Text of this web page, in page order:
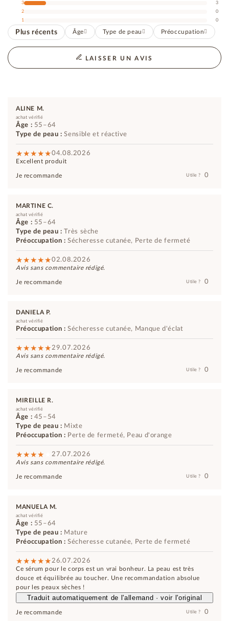
3
3
2
0
1
0
Plus récents Âge Type de peau Préoccupation
LAISSER UN AVIS
ALINE M.
achat vérifié
Âge : 55–64
Type de peau : Sensible et réactive
04.08.2026
Excellent produit
Je recommande Utile ? 0
MARTINE C.
achat vérifié
Âge : 55–64
Type de peau : Très sèche
Préoccupation : Sécheresse cutanée, Perte de fermeté
02.08.2026
Avis sans commentaire rédigé.
Je recommande Utile ? 0
DANIELA P.
achat vérifié
Préoccupation : Sécheresse cutanée, Manque d'éclat
29.07.2026
Avis sans commentaire rédigé.
Je recommande Utile ? 0
MIREILLE R.
achat vérifié
Âge : 45–54
Type de peau : Mixte
Préoccupation : Perte de fermeté, Peau d'orange
27.07.2026
Avis sans commentaire rédigé.
Je recommande Utile ? 0
MANUELA M.
achat vérifié
Âge : 55–64
Type de peau : Mature
Préoccupation : Sécheresse cutanée, Perte de fermeté
26.07.2026
Ce sérum pour le corps est un vrai bonheur. La peau est très
douce et équilibrée au toucher. Une recommandation absolue
pour les peaux sèches !
Traduit automatiquement de l'allemand · voir l'original
Je recommande Utile ? 0